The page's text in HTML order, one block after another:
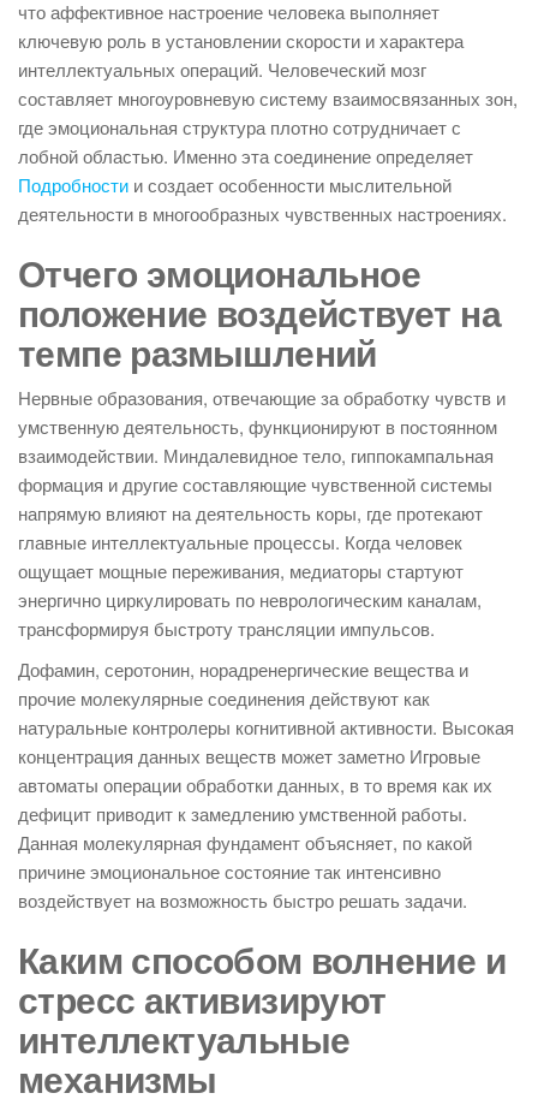
что аффективное настроение человека выполняет
ключевую роль в установлении скорости и характера
интеллектуальных операций. Человеческий мозг
составляет многоуровневую систему взаимосвязанных зон,
где эмоциональная структура плотно сотрудничает с
лобной областью. Именно эта соединение определяет
Подробности и создает особенности мыслительной
деятельности в многообразных чувственных настроениях.
Отчего эмоциональное
положение воздействует на
темпе размышлений
Нервные образования, отвечающие за обработку чувств и
умственную деятельность, функционируют в постоянном
взаимодействии. Миндалевидное тело, гиппокампальная
формация и другие составляющие чувственной системы
напрямую влияют на деятельность коры, где протекают
главные интеллектуальные процессы. Когда человек
ощущает мощные переживания, медиаторы стартуют
энергично циркулировать по неврологическим каналам,
трансформируя быстроту трансляции импульсов.
Дофамин, серотонин, норадренергические вещества и
прочие молекулярные соединения действуют как
натуральные контролеры когнитивной активности. Высокая
концентрация данных веществ может заметно Игровые
автоматы операции обработки данных, в то время как их
дефицит приводит к замедлению умственной работы.
Данная молекулярная фундамент объясняет, по какой
причине эмоциональное состояние так интенсивно
воздействует на возможность быстро решать задачи.
Каким способом волнение и
стресс активизируют
интеллектуальные
механизмы